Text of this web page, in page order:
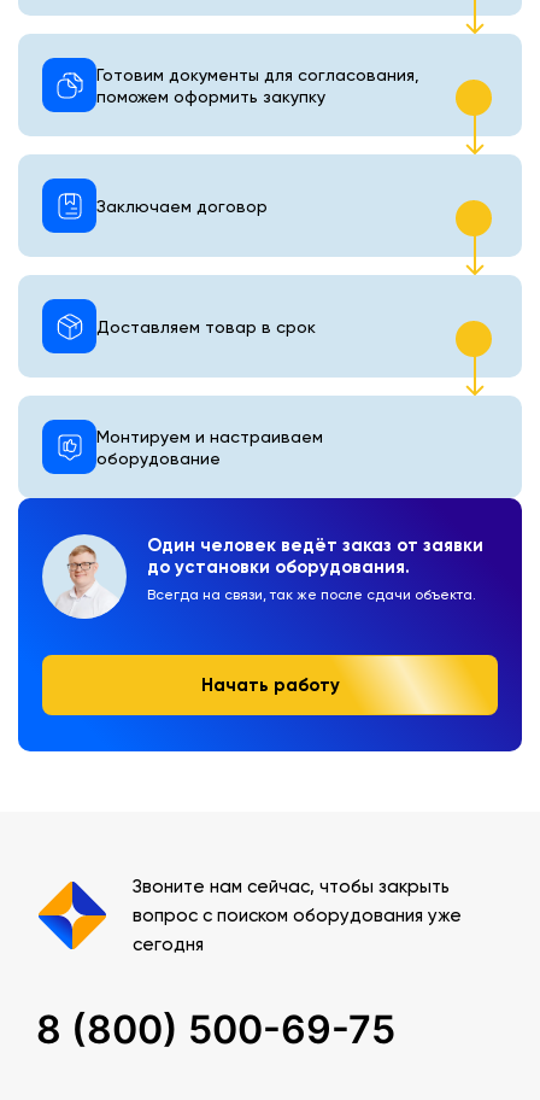
Один человек ведёт заказ от заявки
до установки оборудования.
Всегда на связи, так же после сдачи объекта.
Начать работу
Готовим документы для согласования,
поможем оформить закупку
Монтируем и настраиваем
оборудование
Доставляем товар в срок
Заключаем договор
Звоните нам сейчас, чтобы закрыть
вопрос с поиском оборудования уже
сегодня
8 (800) 500-69-75